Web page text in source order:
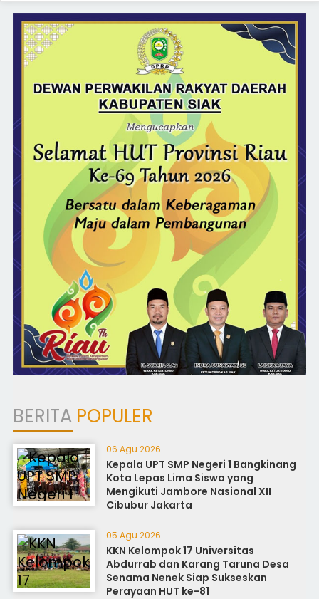
BERITA POPULER
06 Agu 2026
Kepala UPT SMP Negeri 1 Bangkinang
Kota Lepas Lima Siswa yang
Mengikuti Jambore Nasional XII
Cibubur Jakarta
05 Agu 2026
KKN Kelompok 17 Universitas
Abdurrab dan Karang Taruna Desa
Senama Nenek Siap Sukseskan
Perayaan HUT ke-81